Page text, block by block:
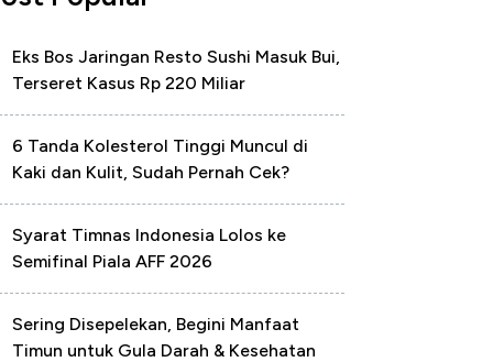
Eks Bos Jaringan Resto Sushi Masuk Bui,
Terseret Kasus Rp 220 Miliar
6 Tanda Kolesterol Tinggi Muncul di
Kaki dan Kulit, Sudah Pernah Cek?
Syarat Timnas Indonesia Lolos ke
Semifinal Piala AFF 2026
Sering Disepelekan, Begini Manfaat
Timun untuk Gula Darah & Kesehatan